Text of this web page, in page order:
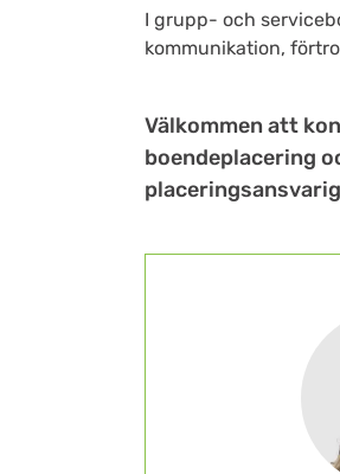
I grupp- och
kommunikation,
Välkommen att
boendeplacering